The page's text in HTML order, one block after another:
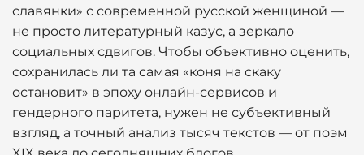
славянки» с современной русской женщиной —
не просто литературный казус, а зеркало
социальных сдвигов. Чтобы объективно оценить,
сохранилась ли та самая «коня на скаку
остановит» в эпоху онлайн-сервисов и
гендерного паритета, нужен не субъективный
взгляд, а точный анализ тысяч текстов — от поэм